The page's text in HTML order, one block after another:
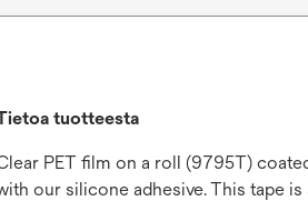
tuotteesta
PET film on a roll (9795T)
our silicone adhesive. This tape is